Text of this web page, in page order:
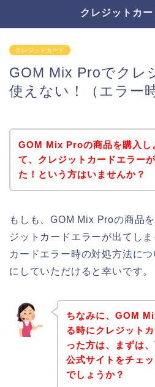
クレジットカ
クレジットカード
GOM Mix Proでクレ
使えない！（エラー
GOM Mix Proの商品を購入し
て、クレジットカードエラー
た！という方はいませんか？
もしも、GOM Mix Proの商品
ジットカードエラーが出てし
カードエラー時の対処方法に
にしていただけると幸いです。
ちなみに、GOM
る時にクレジット
った方は、まずは
公式サイトをチェ
でしょうか？